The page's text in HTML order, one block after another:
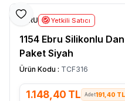
Favoriye Ekle
EBRU Yetkili Satıcı
1154 Ebru Silikonlu
Paket Siyah
Ürün Kodu : TCF316
1.148,40 TL 191,40 TL